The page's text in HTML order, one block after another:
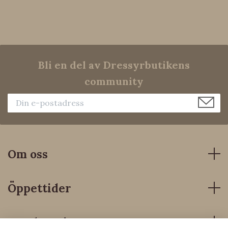
Bli en del av Dressyrbutikens
community
Om oss
Öppettider
Kundservice